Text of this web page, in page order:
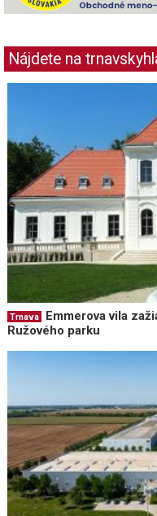
Nájdete na
Trnava
Emmerova vila
Ružového parku